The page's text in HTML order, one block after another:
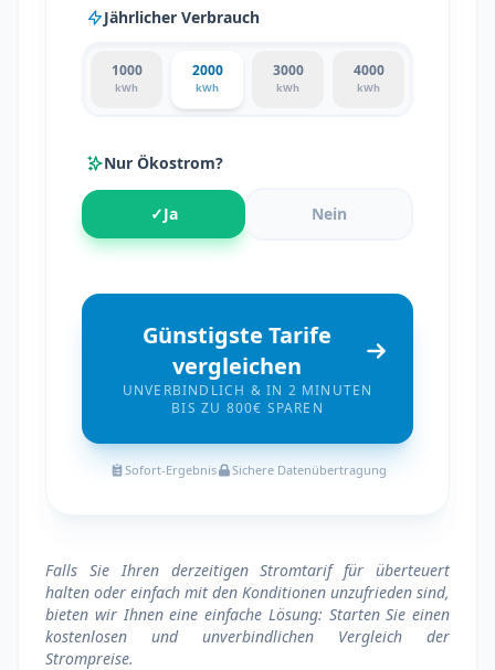
Jährlicher Verbrauch
1000
kWh
2000
kWh
3000
kWh
4000
kWh
Nur Ökostrom?
✓Ja Nein
Günstigste Tarife
vergleichen
UNVERBINDLICH & IN 2 MINUTEN
BIS ZU 800€ SPAREN
Sofort-Ergebnis Sichere Datenübertragung
Falls Sie Ihren derzeitigen Stromtarif für überteuert
halten oder einfach mit den Konditionen unzufrieden sind,
bieten wir Ihnen eine einfache Lösung: Starten Sie einen
kostenlosen und unverbindlichen Vergleich der
Strompreise.